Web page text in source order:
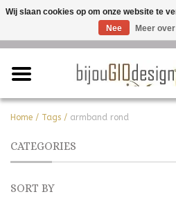
Home / Tags / armband rond
CATEGORIES
SORT BY
Wij slaan cookies op om onze website te
Nee
Meer